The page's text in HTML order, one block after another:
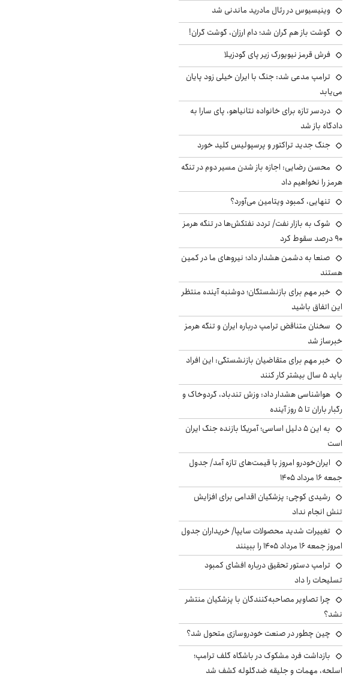
وینیسیوس در رئال مادرید ماندنی شد
گوشت باز هم گران شد؛ دام ارزان، گوشت گران!
فرش قرمز نیویورک زیر پای گودزیلا
ترامپ مدعی شد: جنگ با ایران خیلی زود پایان
می‌یابد
دردسر تازه برای خانواده نتانیاهو، پای سارا به
دادگاه باز شد
جنگ جدید تراکتور و پرسپولیس کلید خورد
محسن رضایی: اجازه باز شدن مسیر دوم در تنگه
هرمز را نخواهیم داد
تنهایی، کمبود ویتامین می‌آورد؟
شوک به بازار نفت/ تردد نفتکش‌ها در تنگه هرمز
۹۰ درصد سقوط کرد
صنعا به دشمن هشدار داد؛ نیروهای ما در کمین
هستند
خبر مهم برای بازنشستگان؛ دوشنبه آینده منتظر
این اتفاق باشید
سخنان متناقض ترامپ درباره ایران و تنگه هرمز
خبرساز شد
خبر مهم برای متقاضیان بازنشستگی: این افراد
باید ۵ سال بیشتر کار کنند
هواشناسی هشدار داد: وزش تندباد، گردوخاک و
رگبار باران تا ۵ روز آینده
به این ۵ دلیل اساسی؛ آمریکا بازنده جنگ ایران
است
ایران‌خودرو امروز با قیمت‌های تازه آمد/ جدول
جمعه ۱۶ مرداد ۱۴۰۵
رشیدی کوچی: پزشکیان اقدامی برای افزایش
تنش انجام نداد
تغییرات شدید محصولات سایپا/ خریداران جدول
امروز جمعه ۱۶ مرداد ۱۴۰۵ را ببینند
ترامپ دستور تحقیق درباره افشای کمبود
تسلیحات را داد
چرا تصاویر مصاحبه‌کنندگان با پزشکیان منتشر
نشد؟
چین چطور در صنعت خودروسازی متحول شد؟
بازداشت فرد مشکوک در باشگاه گلف ترامپ؛
اسلحه، مهمات و جلیقه ضدگلوله کشف شد